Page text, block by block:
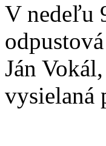
V nedeľu
Ján
vysielaná